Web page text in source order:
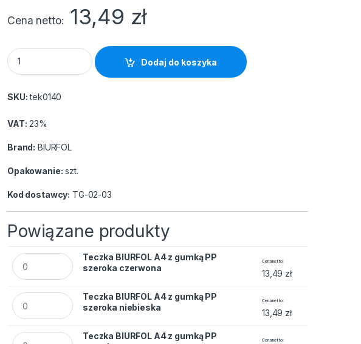
Cena netto 13,49 zł
Teczka BIURFOL A4 z gumką PP szeroka niebieska quantity
Dodaj do koszyka
SKU:tek0140
VAT: 23%
Brand: BIURFOL
Opakowanie: szt.
Kod dostawcy: TG-02-03
Powiązane produkty
Teczka BIURFOL A4 z gumką PP szeroka czerwona quantity
Teczka BIURFOL A4 z gumką PP
szeroka czerwona
Cena netto
13,49 zł
Teczka BIURFOL A4 z gumką PP szeroka niebieska quantity
Teczka BIURFOL A4 z gumką PP
szeroka niebieska
Cena netto
13,49 zł
Teczka BIURFOL A4 z gumką PP szeroka czarna quantity
Teczka BIURFOL A4 z gumką PP
Cena netto